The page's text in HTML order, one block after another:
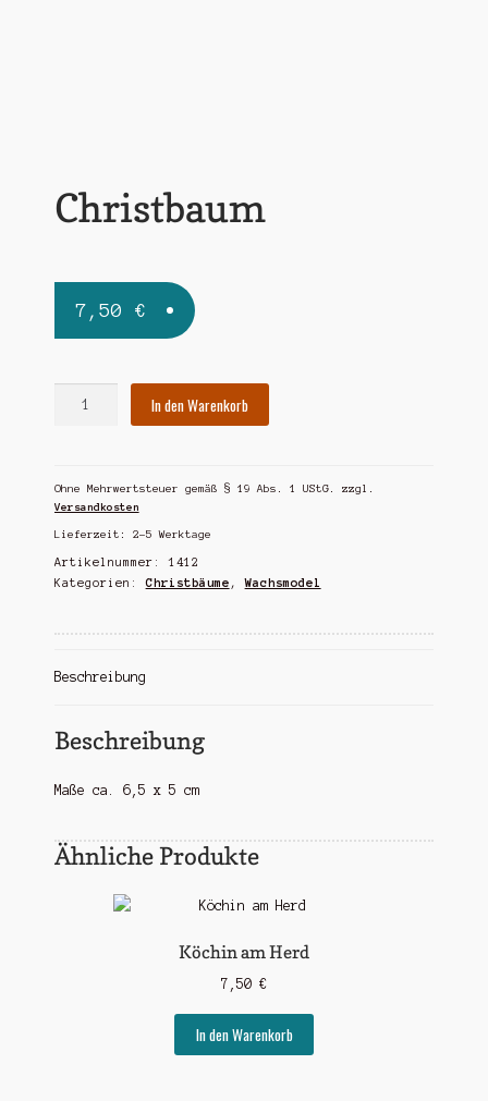
Christbaum
7,50 €
In den Warenkorb
Ohne Mehrwertsteuer gemäß § 19 Abs. 1 UStG.
zzgl.
Versandkosten
Lieferzeit: 2-5 Werktage
Artikelnummer:1412
Kategorien:Christbäume ,Wachsmodel
Beschreibung
Beschreibung
Maße ca. 6,5 x 5 cm
Ähnliche Produkte
Köchin am Herd
7,50 €
In den Warenkorb